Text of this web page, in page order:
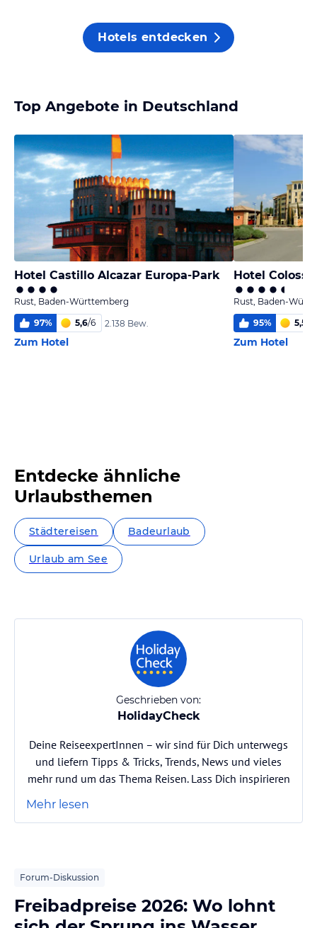
Hotels entdecken
Top Angebote in Deutschland
Hotel Castillo Alcazar Europa-Park
Rust, Baden-Württemberg
97% 5,6/6 2.138 Bew.
Zum Hotel
Hotel
Rust, Baden-
95% 5,5
Zum Hotel
Entdecke ähnliche
Urlaubsthemen
Städtereisen Badeurlaub
Urlaub am See
Geschrieben von:
HolidayCheck
Deine ReiseexpertInnen – wir sind für Dich unterwegs
und liefern Tipps & Tricks, Trends, News und vieles
mehr rund um das Thema Reisen. Lass Dich inspirieren
Mehr lesen
Forum-Diskussion
Freibadpreise 2026: Wo lohnt